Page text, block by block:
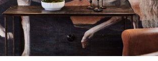
uvědomění vlastní
historie, dějin umění,